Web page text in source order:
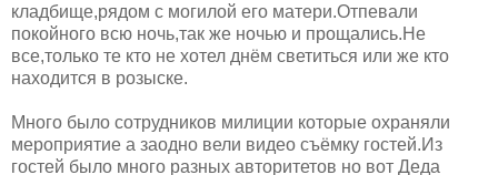
кладбище,рядом с могилой его матери.Отпевали
покойного всю ночь,так же ночью и прощались.Не
все,только те кто не хотел днём светиться или же кто
находится в розыске.
Много было сотрудников милиции которые охраняли
мероприятие а заодно вели видео съёмку гостей.Из
гостей было много разных авторитетов но вот Деда